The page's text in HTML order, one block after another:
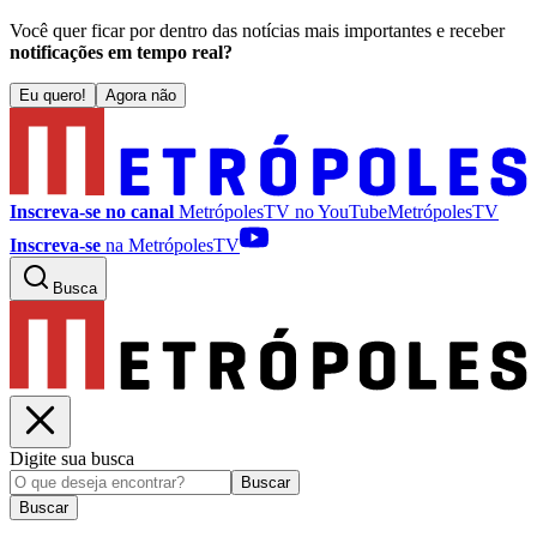
Você quer ficar por dentro das notícias mais importantes e receber
notificações em tempo real?
Eu quero! Agora não
Inscreva-se no canal MetrópolesTV noYouTubeMetrópolesTV
Inscreva-se na MetrópolesTV
Busca
Digite sua busca
Buscar
Buscar